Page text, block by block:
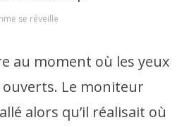
se réveille
au moment où les yeux
ouverts. Le moniteur
alors qu’il réalisait où